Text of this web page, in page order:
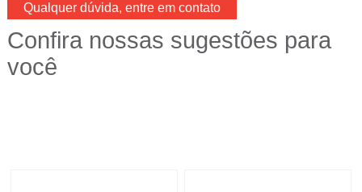
Qualquer dúvida, entre em contato
Confira nossas sugestões para
você